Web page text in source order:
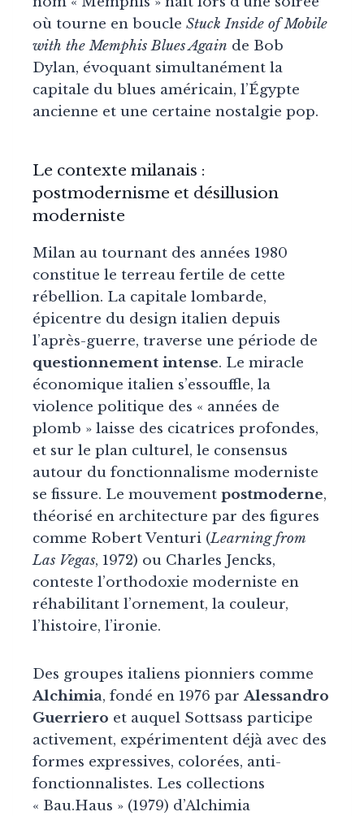
où tourne en boucle Stuck Inside of Mobile
with the Memphis Blues Again de Bob
Dylan, évoquant simultanément la
capitale du blues américain, l’Égypte
ancienne et une certaine nostalgie pop.
Le contexte milanais :
postmodernisme et désillusion
moderniste
Milan au tournant des années 1980
constitue le terreau fertile de cette
rébellion. La capitale lombarde,
épicentre du design italien depuis
l’après-guerre, traverse une période de
questionnement intense. Le miracle
économique italien s’essouffle, la
violence politique des « années de
plomb » laisse des cicatrices profondes,
et sur le plan culturel, le consensus
autour du fonctionnalisme moderniste
se fissure. Le mouvement postmoderne,
théorisé en architecture par des figures
comme Robert Venturi (Learning from
Las Vegas, 1972) ou Charles Jencks,
conteste l’orthodoxie moderniste en
réhabilitant l’ornement, la couleur,
l’histoire, l’ironie.
Des groupes italiens pionniers comme
Alchimia, fondé en 1976 parAlessandro
Guerriero et auquel Sottsass participe
activement, expérimentent déjà avec des
formes expressives, colorées, anti-
fonctionnalistes. Les collections
« Bau.Haus » (1979) d’Alchimia